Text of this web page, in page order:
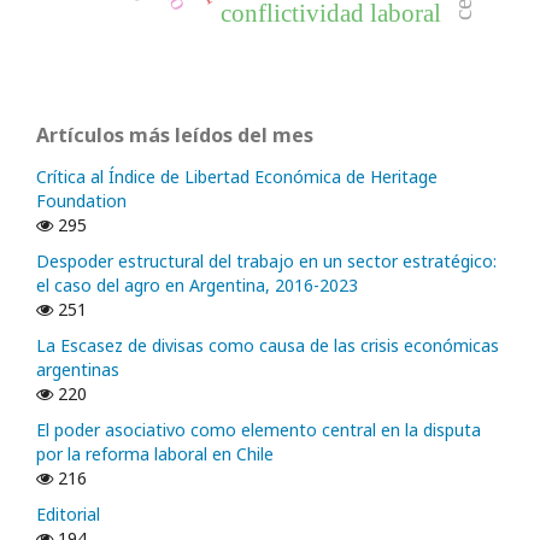
conflictividad laboral
Artículos más leídos del mes
Crítica al Índice de Libertad Económica de Heritage
Foundation
295
Despoder estructural del trabajo en un sector estratégico:
el caso del agro en Argentina, 2016-2023
251
La Escasez de divisas como causa de las crisis económicas
argentinas
220
El poder asociativo como elemento central en la disputa
por la reforma laboral en Chile
216
Editorial